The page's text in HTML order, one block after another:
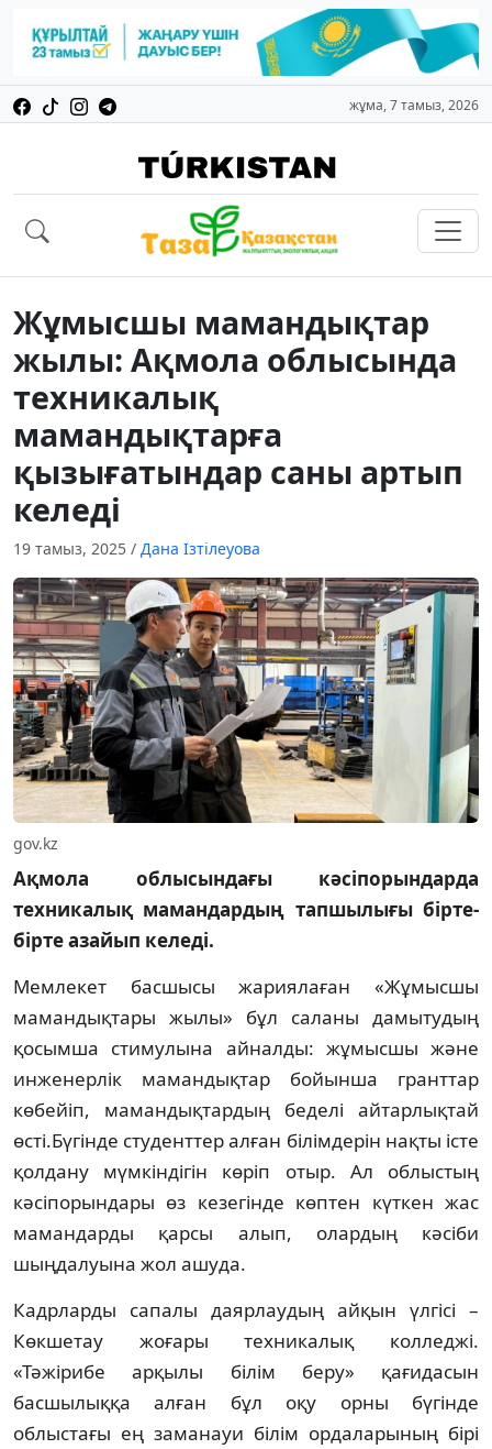
жұма, 7 тамыз, 2026
Жұмысшы мамандықтар
жылы: Ақмола облысында
техникалық
мамандықтарға
қызығатындар саны артып
келеді
19 тамыз, 2025 / Дана Ізтілеуова
gov.kz
Ақмола облысындағы
кәсіпорындарда
техникалық мамандардың тапшылығы бірте-
біртеазайып келеді.
Мемлекет басшысы жариялаған «Жұмысшы
мамандықтары жылы» бұл саланы дамытудың
қосымша стимулына айналды: жұмысшы және
инженерлік мамандықтар бойынша гранттар
көбейіп, мамандықтардың беделі айтарлықтай
өсті.Бүгінде студенттер алған білімдерін нақты істе
қолдану мүмкіндігін көріп отыр. Ал облыстың
кәсіпорындары өз кезегінде көптен күткен жас
мамандарды қарсы алып, олардың кәсіби
шыңдалуына жол ашуда.
Кадрларды сапалы даярлаудың айқын үлгісі –
Көкшетау жоғары техникалық колледжі.
«Тәжірибе арқылы білім беру» қағидасын
басшылыққа алған бұл оқу орны бүгінде
облыстағы ең заманауи білім ордаларының бірі